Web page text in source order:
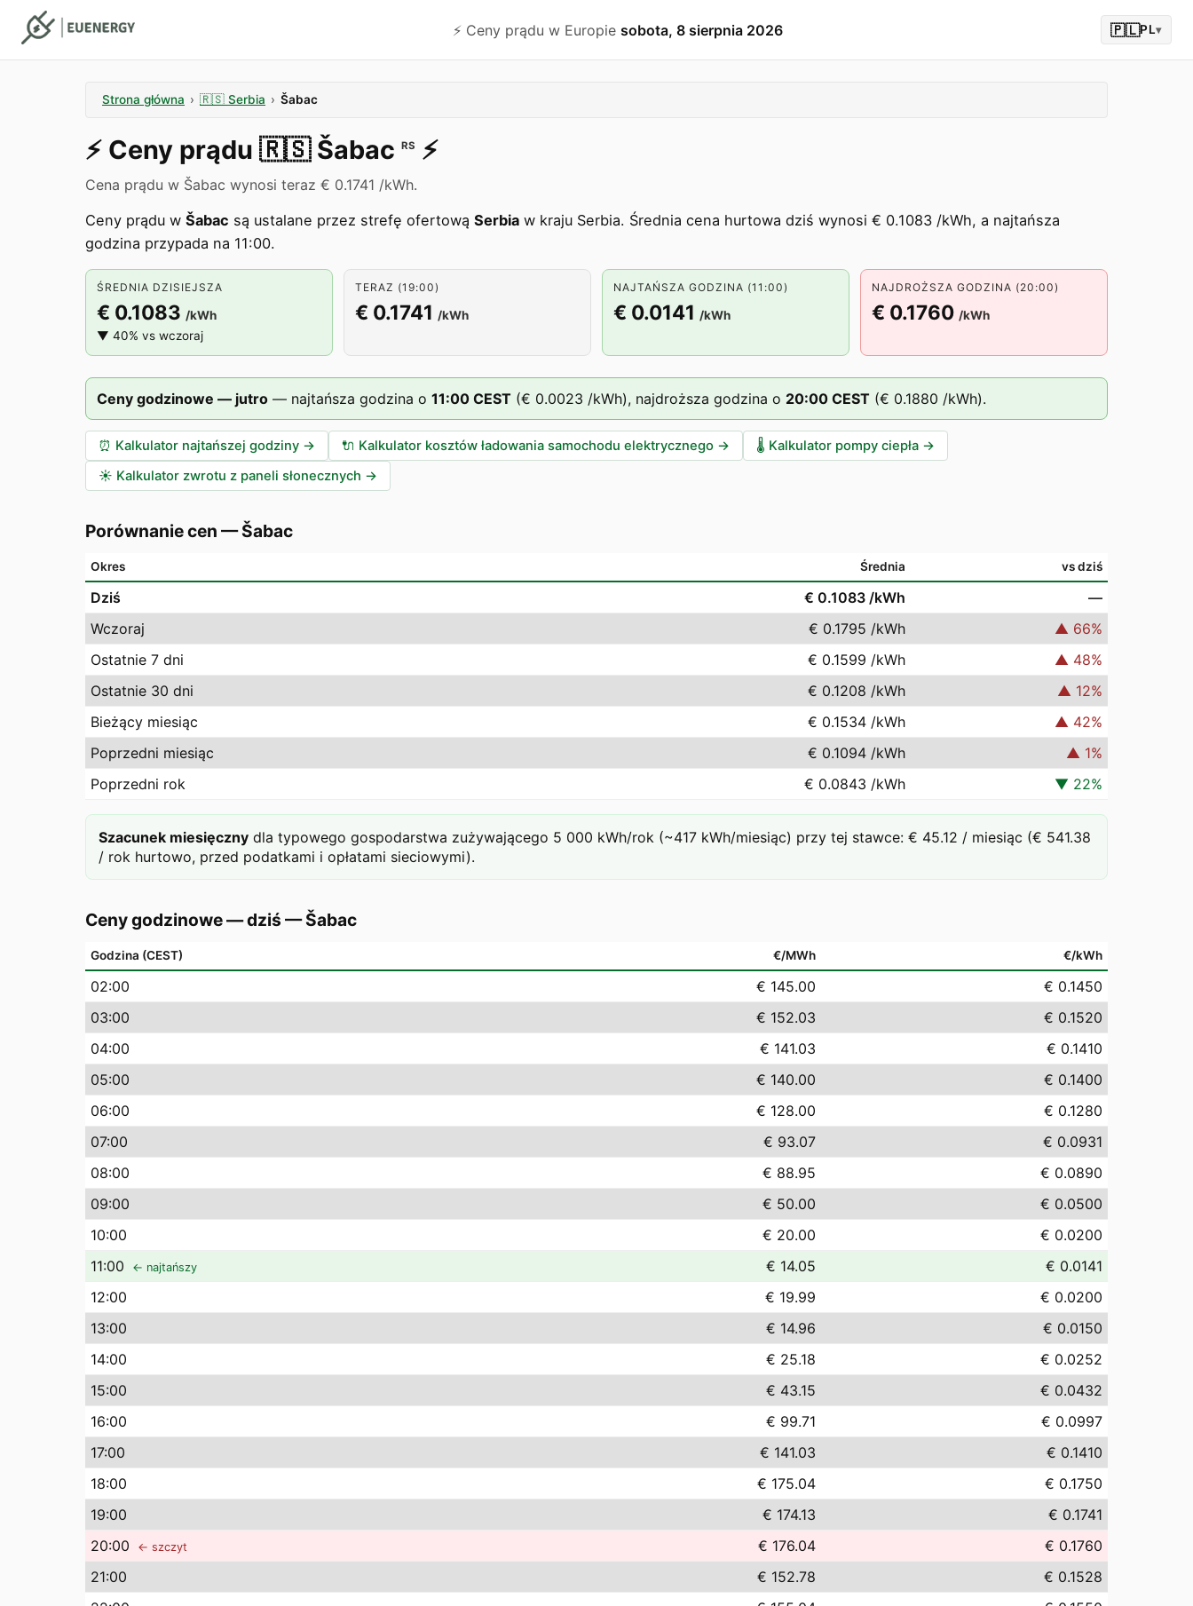
⚡️ Ceny prądu w Europie sobota, 8 sierpnia 2026 🇵🇱PL▾
Strona główna › 🇷🇸 Serbia › Šabac
⚡️ Ceny prądu 🇷🇸 Šabac RS ⚡️
Cena prądu w Šabac wynosi teraz € 0.1741 /kWh.
Ceny prądu w Šabac są ustalane przez strefę ofertową Serbia w kraju Serbia. Średnia cena hurtowa dziś wynosi € 0.1083 /kWh, a najtańsza
godzina przypada na 11:00.
ŚREDNIA DZISIEJSZA
€ 0.1083 /kWh
▼ 40% vs wczoraj
TERAZ (19:00)
€ 0.1741 /kWh
NAJTAŃSZA GODZINA (11:00)
€ 0.0141 /kWh
NAJDROŻSZA GODZINA (20:00)
€ 0.1760 /kWh
Ceny godzinowe — jutro — najtańsza godzina o 11:00 CEST (€ 0.0023 /kWh), najdroższa godzina o 20:00 CEST (€ 0.1880 /kWh).
⏰ Kalkulator najtańszej godziny → 🔌 Kalkulator kosztów ładowania samochodu elektrycznego → 🌡️ Kalkulator pompy ciepła →
☀️ Kalkulator zwrotu z paneli słonecznych →
Porównanie cen —Šabac
Okres Średnia vs dziś
Dziś € 0.1083 /kWh
—
Wczoraj
€ 0.1795 /kWh ▲ 66%
Ostatnie 7 dni
€ 0.1599 /kWh ▲ 48%
Ostatnie 30 dni
€ 0.1208 /kWh ▲ 12%
Bieżący miesiąc
€ 0.1534 /kWh ▲ 42%
Poprzedni miesiąc
€ 0.1094 /kWh ▲ 1%
Poprzedni rok
€ 0.0843 /kWh ▼ 22%
Szacunek miesięczny dla typowego gospodarstwa zużywającego 5 000 kWh/rok (~417 kWh/miesiąc) przy tej stawce: € 45.12 / miesiąc (€ 541.38
/ rok hurtowo, przed podatkami i opłatami sieciowymi).
Ceny godzinowe — dziś —Šabac
Godzina (CEST) €/MWh €/kWh
02:00 € 145.00
€ 0.1450
03:00 € 152.03
€ 0.1520
04:00 € 141.03
€ 0.1410
05:00 € 140.00
€ 0.1400
06:00 € 128.00
€ 0.1280
07:00 € 93.07
€ 0.0931
08:00 € 88.95
€ 0.0890
09:00 € 50.00
€ 0.0500
10:00 € 20.00
€ 0.0200
11:00 ← najtańszy € 14.05
€ 0.0141
12:00 € 19.99
€ 0.0200
13:00 € 14.96
€ 0.0150
14:00 € 25.18
€ 0.0252
15:00 € 43.15
€ 0.0432
16:00 € 99.71
€ 0.0997
17:00 € 141.03
€ 0.1410
18:00 € 175.04
€ 0.1750
19:00 € 174.13
€ 0.1741
20:00 ← szczyt € 176.04
€ 0.1760
21:00 € 152.78
€ 0.1528